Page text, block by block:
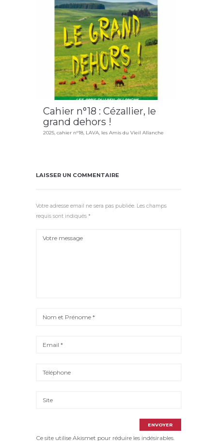
Cahier n°18 : Cézallier, le
grand dehors !
2025, cahier n°18, LAVA, les Amis du Vieil Allanche
LAISSER UN COMMENTAIRE
Votre adresse email ne sera pas publiée. Les champs
requis sont indiqués *
Ce site utilise Akismet pour réduire les indésirables.